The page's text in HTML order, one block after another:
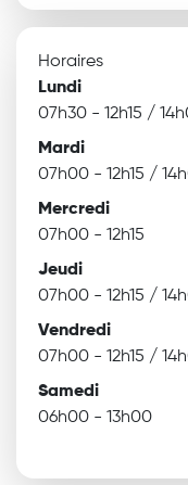
Horaires
Lundi
07h30 - 12h15 /
Mardi
07h00 - 12h15 /
Mercredi
07h00 - 12h15
Jeudi
07h00 - 12h15 /
Vendredi
07h00 - 12h15 /
Samedi
06h00 - 13h00